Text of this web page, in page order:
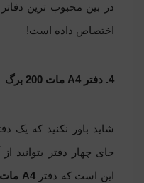
در بین محبوب ترین
اختصاص داده است!
4. دفتر A4 مات 200 برگ
شاید باور نکنید که یک
جای چهار دفتر بتوانید
این است که دفترA4 مات 200 برگ